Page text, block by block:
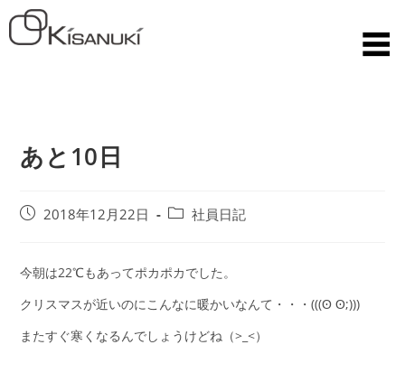
あと10日
2018年12月22日 社員日記
今朝は22℃もあってポカポカでした。
クリスマスが近いのにこんなに暖かいなんて・・・(((ʘ ʘ;)))
またすぐ寒くなるんでしょうけどね（>_<）